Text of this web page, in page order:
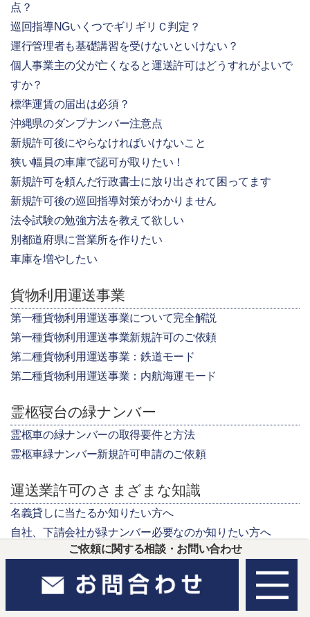
ご依頼に関する相談・お問い合わせ
点？
巡回指導NGいくつでギリギリＣ判定？
運行管理者も基礎講習を受けないといけない？
個人事業主の父が亡くなると運送許可はどうすれがよいで
すか？
標準運賃の届出は必須？
沖縄県のダンプナンバー注意点
新規許可後にやらなければいけないこと
狭い幅員の車庫で認可が取りたい！
新規許可を頼んだ行政書士に放り出されて困ってます
新規許可後の巡回指導対策がわかりません
法令試験の勉強方法を教えて欲しい
別都道府県に営業所を作りたい
車庫を増やしたい
貨物利用運送事業
第一種貨物利用運送事業について完全解説
第一種貨物利用運送事業新規許可のご依頼
第二種貨物利用運送事業：鉄道モード
第二種貨物利用運送事業：内航海運モード
霊柩寝台の緑ナンバー
霊柩車の緑ナンバーの取得要件と方法
霊柩車緑ナンバー新規許可申請のご依頼
運送業許可のさまざまな知識
名義貸しに当たるか知りたい方へ
自社、下請会社が緑ナンバー必要なのか知りたい方へ
白ダンプは違法？合法？
トラサポの全記事を見る
トラサポの全ての投稿から見つける